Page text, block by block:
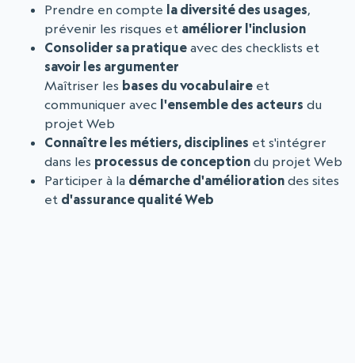
Prendre en compte la diversité des usages,
prévenir les risques et améliorer l'inclusion
Consolider sa pratique avec des checklists et
savoir les argumenter
Maîtriser les bases du vocabulaire et
communiquer avec l'ensemble des acteurs du
projet Web
Connaître les métiers, disciplines et s'intégrer
dans les processus de conception du projet Web
Participer à la démarche d'amélioration des sites
et d'assurance qualité Web